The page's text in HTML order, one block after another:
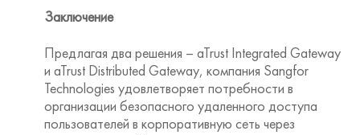
Заключение
Предлагая два решения – aTrust Integrated Gateway
и aTrust Distributed Gateway, компания Sangfor
Technologies удовлетворяет потребности в
организации безопасного удаленного доступа
пользователей в корпоративную сеть через